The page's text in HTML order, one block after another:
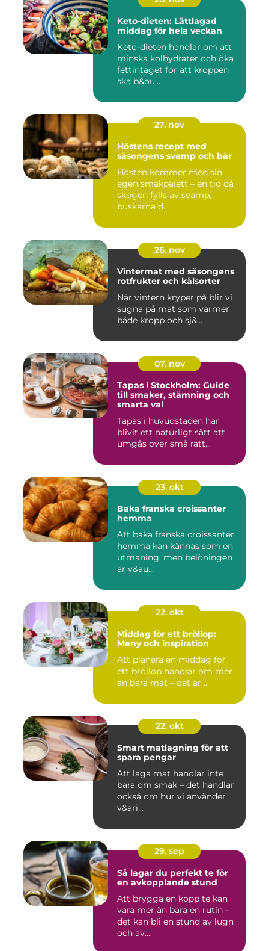
Keto-dieten: Lättlagad
middag för hela veckan
Keto-dieten handlar om att
minska kolhydrater och öka
fettintaget för att kroppen
ska b&ou...
27. nov
Höstens recept med
säsongens svamp och bär
Hösten kommer med sin
egen smakpalett – en tid då
skogen fylls av svamp,
buskarna d...
26. nov
Vintermat med säsongens
rotfrukter och kålsorter
När vintern kryper på blir vi
sugna på mat som värmer
både kropp och sj&...
07. nov
Tapas i Stockholm: Guide
till smaker, stämning och
smarta val
Tapas i huvudstaden har
blivit ett naturligt sätt att
umgås över små rätt...
23. okt
Baka franska croissanter
hemma
Att baka franska croissanter
hemma kan kännas som en
utmaning, men belöningen
är v&au...
22. okt
Middag för ett bröllop:
Meny och inspiration
Att planera en middag för
ett bröllop handlar om mer
än bara mat – det är ...
22. okt
Smart matlagning för att
spara pengar
Att laga mat handlar inte
bara om smak – det handlar
också om hur vi använder
v&ari...
29. sep
Så lagar du perfekt te för
en avkopplande stund
Att brygga en kopp te kan
vara mer än bara en rutin –
det kan bli en stund av lugn
och av...